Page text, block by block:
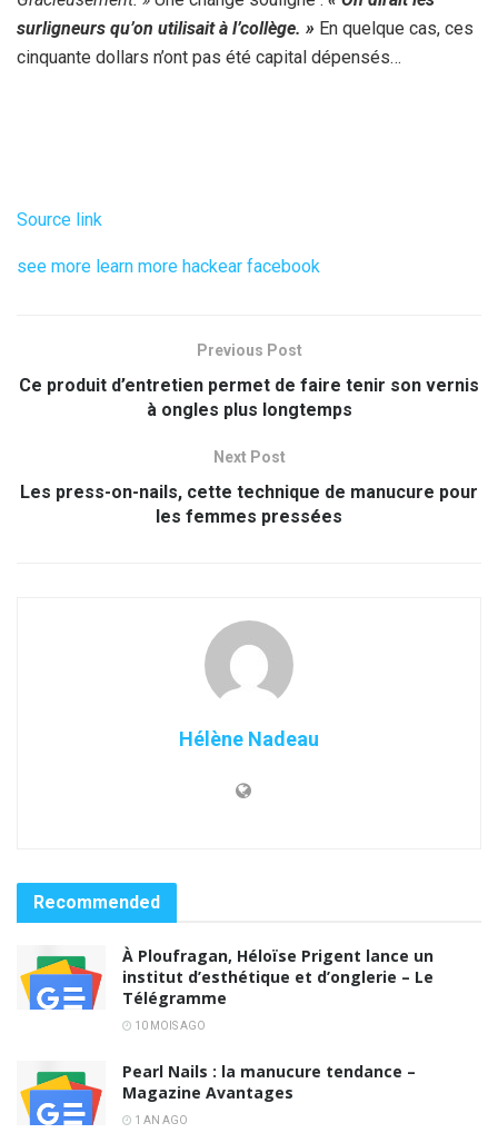
surligneurs qu’on utilisait à l’collège. » En quelque cas, ces
cinquante dollars n’ont pas été capital dépensés…
Source link
see more learn more hackear facebook
Previous Post
Ce produit d’entretien permet de faire tenir son vernis
à ongles plus longtemps
Next Post
Les press-on-nails, cette technique de manucure pour
les femmes pressées
Hélène Nadeau
Recommended
À Ploufragan, Héloïse Prigent lance un
institut d’esthétique et d’onglerie – Le
Télégramme
10 MOIS AGO
Pearl Nails : la manucure tendance –
Magazine Avantages
1 AN AGO